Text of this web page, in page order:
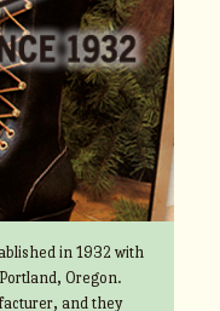
in 1932 with
Oregon.
and they